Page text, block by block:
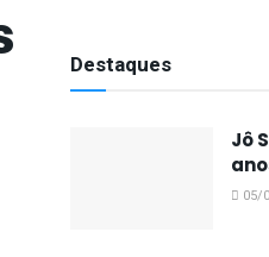
Destaques
Jô
05/